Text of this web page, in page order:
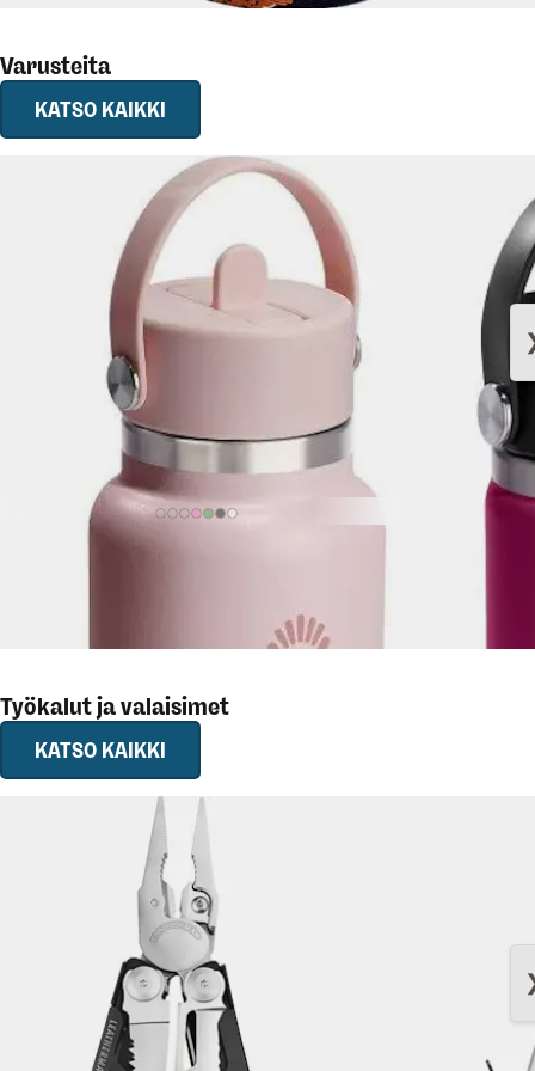
Varusteita
KATSO KAIKKI
Työkalut ja valaisimet
KATSO KAIKKI